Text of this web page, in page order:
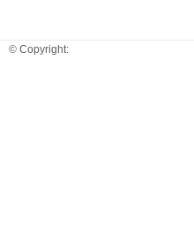
© Copyright: